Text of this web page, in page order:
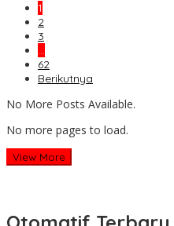
1
2
3
…
62
Berikutnya
No More Posts Available.
No more pages to load.
View More